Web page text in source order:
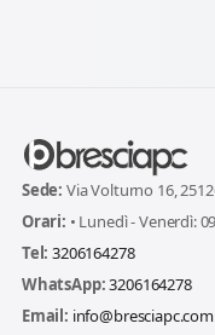
Sede: Via Volturno 16,
Orari: • Lunedì - Venerdì:
Tel: 3206164278
WhatsApp:3206164278
Email: info@bresciapc.com